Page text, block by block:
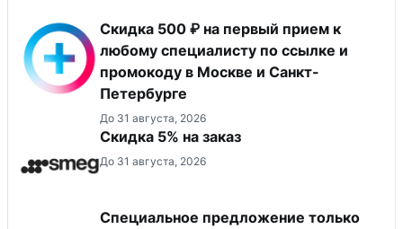
Скидка 500 ₽ на первый прием к
любому специалисту по ссылке и
промокоду в Москве и Санкт-
Петербурге
До 31 августа, 2026
Скидка 5% на заказ
До 31 августа, 2026
Специальное предложение только